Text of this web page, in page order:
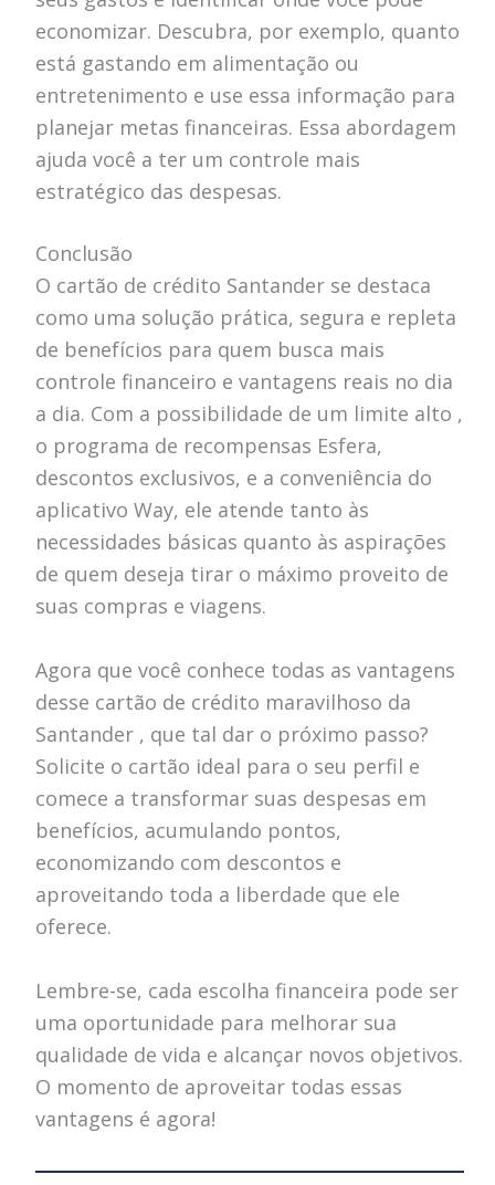
economizar. Descubra, por exemplo, quanto
está gastando em alimentação ou
entretenimento e use essa informação para
planejar metas financeiras. Essa abordagem
ajuda você a ter um controle mais
estratégico das despesas.
Conclusão
O cartão de crédito Santander se destaca
como uma solução prática, segura e repleta
de benefícios para quem busca mais
controle financeiro e vantagens reais no dia
a dia. Com a possibilidade de um limite alto ,
o programa de recompensas Esfera,
descontos exclusivos, e a conveniência do
aplicativo Way, ele atende tanto às
necessidades básicas quanto às aspirações
de quem deseja tirar o máximo proveito de
suas compras e viagens.
Agora que você conhece todas as vantagens
desse cartão de crédito maravilhoso da
Santander , que tal dar o próximo passo?
Solicite o cartão ideal para o seu perfil e
comece a transformar suas despesas em
benefícios, acumulando pontos,
economizando com descontos e
aproveitando toda a liberdade que ele
oferece.
Lembre-se, cada escolha financeira pode ser
uma oportunidade para melhorar sua
qualidade de vida e alcançar novos objetivos.
O momento de aproveitar todas essas
vantagens é agora!